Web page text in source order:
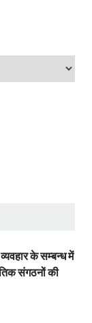
के सम्बन्ध में
संगठनों की